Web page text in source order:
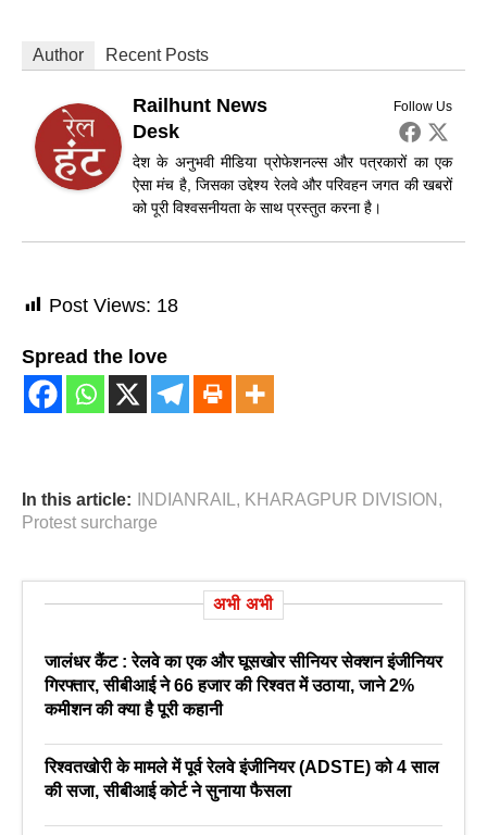
Author Recent Posts
Follow Us
Railhunt News
Desk
देश के अनुभवी मीडिया प्रोफेशनल्स और पत्रकारों का एक
ऐसा मंच है, जिसका उद्देश्य रेलवे और परिवहन जगत की खबरों
को पूरी विश्वसनीयता के साथ प्रस्तुत करना है।
Post Views: 18
Spread the love
In this article: INDIANRAIL , KHARAGPUR DIVISION ,
Protest surcharge
अभी अभी
जालंधर कैंट : रेलवे का एक और घूसखोर सीनियर सेक्शन इंजीनियर
गिरफ्तार, सीबीआई ने 66 हजार की रिश्वत में उठाया, जाने 2%
कमीशन की क्या है पूरी कहानी
रिश्वतखोरी के मामले में पूर्व रेलवे इंजीनियर (ADSTE) को 4 साल
की सजा, सीबीआई कोर्ट ने सुनाया फैसला